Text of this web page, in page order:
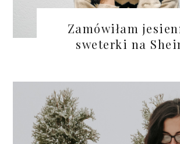
Zamówiłam
sweterki na